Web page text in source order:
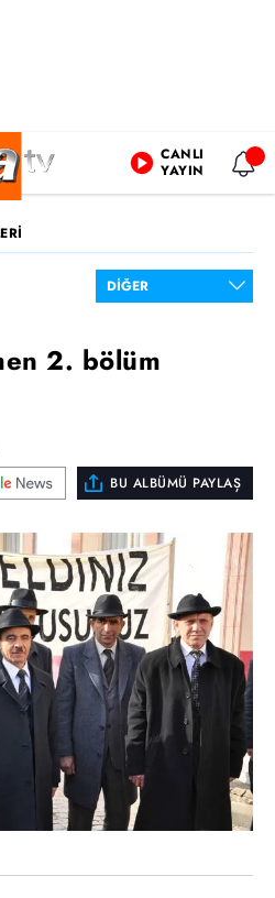
CANLI
YAYIN
2. bölüm
BU ALBÜMÜ PAYLAŞ